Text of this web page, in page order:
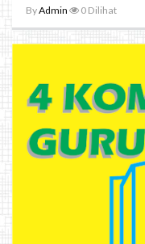
ByAdmin 0 Dilihat